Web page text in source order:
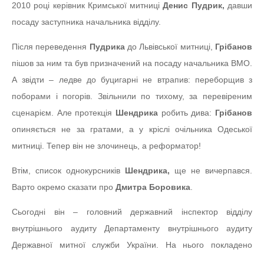
2010 році керівник Кримської митниціДенис Пудрик, давши
посаду заступника начальника відділу.
Після переведення Пудрикадо Львівської митниці, Грібанов
пішов за ним та був призначений на посаду начальника ВМО.
А звідти – ледве до буцигарні не втрапив: переборщив з
поборами і погорів. Звільнили по тихому, за перевіреним
сценарієм. Але протекція Шендрика робить дива: Грібанов
опиняється не за гратами, а у кріслі очільника Одеської
митниці. Тепер він не злочинець, а реформатор!
Втім, список однокурсників Шендрика, ще не вичерпався.
Варто окремо сказати про Дмитра Боровика.
Сьогодні він – головний державний інспектор відділу
внутрішнього аудиту Департаменту внутрішнього аудиту
Державної митної служби України. На нього покладено